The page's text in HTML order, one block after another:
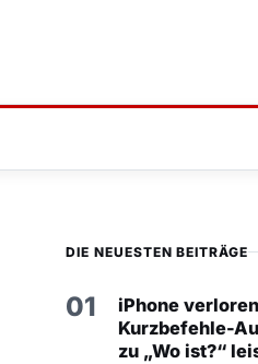
DIE NEUESTEN BEITRÄGE
01
iPhone
Kurzbefehle-
zu „Wo ist?“